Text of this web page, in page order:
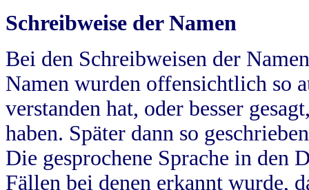
Schreibweise der Namen
Bei den Schreibweisen der
Namen wurden offensichtlich so
verstanden hat, oder besser
haben. Später dann so
Die gesprochene Sprache in
Fällen bei denen erkannt wurde,